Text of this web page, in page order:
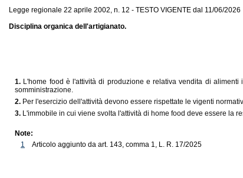
Legge regionale 22 aprile 2002, n. 12 - TESTO VIGENTE dal 11/06/2026
Disciplina organica dell'artigianato.
1. L'home food è l'attività di produzione e relativa vendita di
somministrazione.
2. Per l'esercizio dell'attività devono essere rispettate le vigenti
3. L'immobile in cui viene svolta l'attività di home food deve essere la
Note:
1
Articolo aggiunto da art. 143, comma 1, L. R. 17/2025